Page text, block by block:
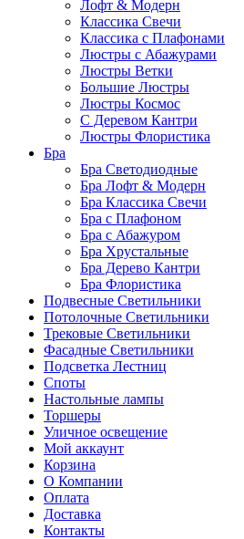
Лофт & Модерн
Классика Свечи
Классика с Плафонами
Люстры с Абажурами
Люстры Ветки
Большие Люстры
Люстры Космос
С Деревом Кантри
Люстры Флористика
Бра
Бра Светодиодные
Бра Лофт & Модерн
Бра Классика Свечи
Бра с Плафоном
Бра с Абажуром
Бра Хрустальные
Бра Дерево Кантри
Бра Флористика
Подвесные Светильники
Потолочные Светильники
Трековые Светильники
Фасадные Светильники
Подсветка Лестниц
Споты
Настольные лампы
Торшеры
Уличное освещение
Мой аккаунт
Корзина
О Компании
Оплата
Доставка
Контакты